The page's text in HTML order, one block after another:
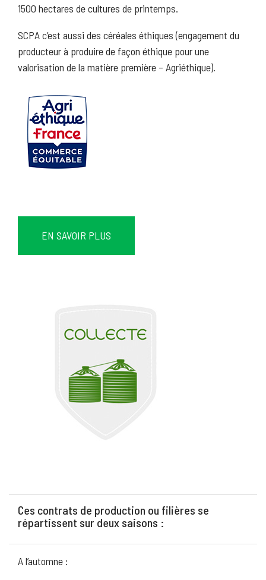
1500 hectares de cultures de printemps.
SCPA c’est aussi des céréales éthiques (engagement du
producteur à produire de façon éthique pour une
valorisation de la matière première – Agriéthique).
EN SAVOIR PLUS
Ces contrats de production ou filières se
répartissent sur deux saisons :
A l’automne :